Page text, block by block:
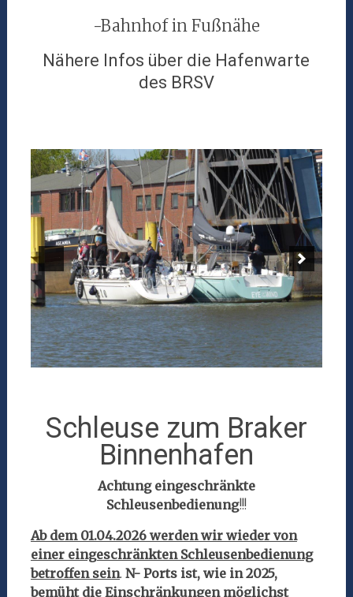
-Bahnhof in Fußnähe
Nähere Infos über die Hafenwarte
des BRSV
Schleuse zum Braker
Binnenhafen
Achtung eingeschränkte
Schleusenbedienung!!!
Ab dem 01.04.2026 werden wir wieder von
einer eingeschränkten Schleusenbedienung
betroffen sein. N- Ports ist, wie in 2025,
bemüht die Einschränkungen möglichst